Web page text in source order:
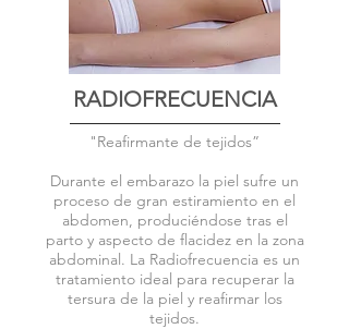
RADIOFRECUENCIA
"Reafirmante de tejidos”
Durante el embarazo la piel sufre un
proceso de gran estiramiento en el
abdomen, produciéndose tras el
parto y aspecto de flacidez en la zona
abdominal. La Radiofrecuencia es un
tratamiento ideal para recuperar la
tersura de la piel y reafirmar los
tejidos.